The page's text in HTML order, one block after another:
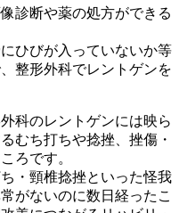
診断や薬の処方ができる
ひびが入っていないか等
整形外科でレントゲンを
科のレントゲンには映ら
むち打ちや捻挫、挫傷・
ろです。
・頸椎捻挫といった怪我
がないのに数日経ったこ